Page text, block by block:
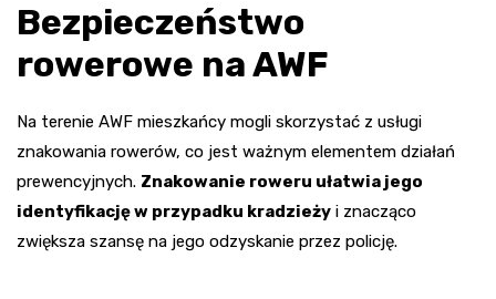
Bezpieczeństwo
rowerowe na AWF
Na terenie AWF mieszkańcy mogli skorzystać z usługi
znakowania rowerów, co jest ważnym elementem działań
prewencyjnych. Znakowanie roweru ułatwia jego
identyfikację w przypadku kradzieży i znacząco
zwiększa szansę na jego odzyskanie przez policję.